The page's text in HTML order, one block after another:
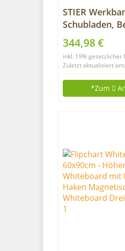
STIER
Schubladen,
300 kg, BxTxH
1200x600x840
344,98 €
inkl. 19% gesetzlicher
Zuletzt aktualisiert
*Zum